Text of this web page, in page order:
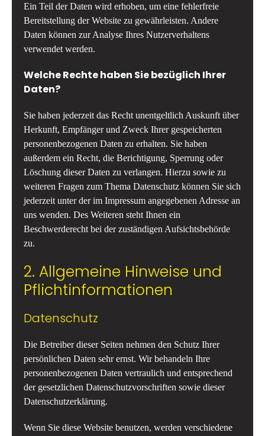
Ein Teil der Daten wird erhoben, um eine fehlerfreie
Bereitstellung der Website zu gewährleisten. Andere
Daten können zur Analyse Ihres Nutzerverhaltens
verwendet werden.
Welche Rechte haben Sie bezüglich Ihrer
Daten?
Sie haben jederzeit das Recht unentgeltlich Auskunft über
Herkunft, Empfänger und Zweck Ihrer gespeicherten
personenbezogenen Daten zu erhalten. Sie haben
außerdem ein Recht, die Berichtigung, Sperrung oder
Löschung dieser Daten zu verlangen. Hierzu sowie zu
weiteren Fragen zum Thema Datenschutz können Sie sich
jederzeit unter der im Impressum angegebenen Adresse an
uns wenden. Des Weiteren steht Ihnen ein
Beschwerderecht bei der zuständigen Aufsichtsbehörde
zu.
2. Allgemeine Hinweise und
Pflichtinformationen
Datenschutz
Die Betreiber dieser Seiten nehmen den Schutz Ihrer
persönlichen Daten sehr ernst. Wir behandeln Ihre
personenbezogenen Daten vertraulich und entsprechend
der gesetzlichen Datenschutzvorschriften sowie dieser
Datenschutzerklärung.
Wenn Sie diese Website benutzen, werden verschiedene